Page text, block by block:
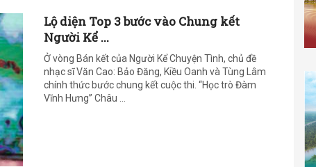
Lộ diện Top 3 bước vào Chung kết
Người Kể ...
Ở vòng Bán kết của Người Kể Chuyện Tình, chủ đề
nhạc sĩ Văn Cao: Bảo Đăng, Kiều Oanh và Tùng Lâm
chính thức bước chung kết cuộc thi. “Học trò Đàm
Vĩnh Hưng” Châu ...